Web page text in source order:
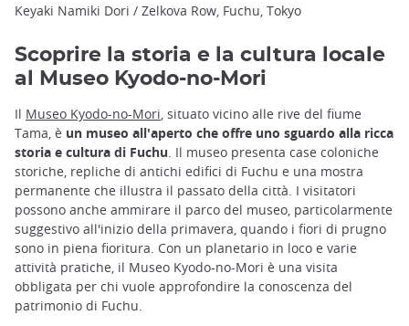
Keyaki Namiki Dori / Zelkova Row, Fuchu, Tokyo
Scoprire la storia e la cultura locale
al Museo Kyodo-no-Mori
Il Museo Kyodo-no-Mori, situato vicino alle rive del fiume
Tama, è un museo all'aperto che offre uno sguardo alla ricca
storia e cultura di Fuchu. Il museo presenta case coloniche
storiche, repliche di antichi edifici di Fuchu e una mostra
permanente che illustra il passato della città. I visitatori
possono anche ammirare il parco del museo, particolarmente
suggestivo all'inizio della primavera, quando i fiori di prugno
sono in piena fioritura. Con un planetario in loco e varie
attività pratiche, il Museo Kyodo-no-Mori è una visita
obbligata per chi vuole approfondire la conoscenza del
patrimonio di Fuchu.